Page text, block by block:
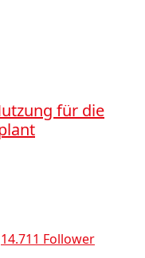
für die
14.711 Follower